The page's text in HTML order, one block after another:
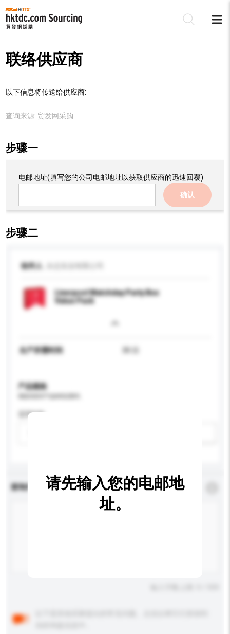
联络供应商
以下信息将传送给供应商:
查询来源: 贸发网采购
步骤一
电邮地址(填写您的公司电邮地址以获取供应商的迅速回覆)
确认
步骤二
收件人
Liverpool Matchday Party Box
Value Pack
生产所需时间 30 日
产品规格
适用年龄
查询内容 *必须填写
请先输入您的电邮地
址。